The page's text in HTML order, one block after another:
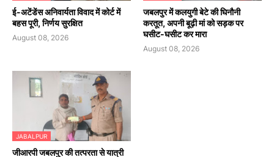
​ई-अटेंडेंस अनिवार्यता विवाद में कोर्ट में
बहस पूरी, निर्णय सुरक्षित
August 08, 2026
जबलपुर में कलयुगी बेटे की घिनौनी
करतूत, अपनी बूढ़ी मां को सड़क पर
घसीट-घसीट कर मारा
August 08, 2026
JABALPUR
जीआरपी जबलपुर की तत्परता से यात्री